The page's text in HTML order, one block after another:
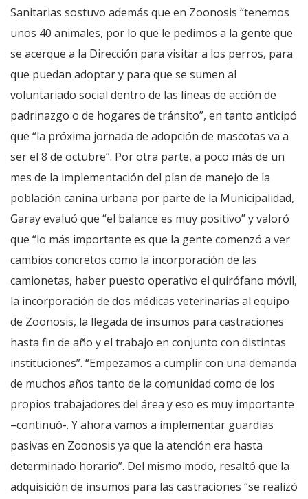
Sanitarias sostuvo además que en Zoonosis “tenemos
unos 40 animales, por lo que le pedimos a la gente que
se acerque a la Dirección para visitar a los perros, para
que puedan adoptar y para que se sumen al
voluntariado social dentro de las líneas de acción de
padrinazgo o de hogares de tránsito”, en tanto anticipó
que “la próxima jornada de adopción de mascotas va a
ser el 8 de octubre”. Por otra parte, a poco más de un
mes de la implementación del plan de manejo de la
población canina urbana por parte de la Municipalidad,
Garay evaluó que “el balance es muy positivo” y valoró
que “lo más importante es que la gente comenzó a ver
cambios concretos como la incorporación de las
camionetas, haber puesto operativo el quirófano móvil,
la incorporación de dos médicas veterinarias al equipo
de Zoonosis, la llegada de insumos para castraciones
hasta fin de año y el trabajo en conjunto con distintas
instituciones”. “Empezamos a cumplir con una demanda
de muchos años tanto de la comunidad como de los
propios trabajadores del área y eso es muy importante
–continuó-. Y ahora vamos a implementar guardias
pasivas en Zoonosis ya que la atención era hasta
determinado horario”. Del mismo modo, resaltó que la
adquisición de insumos para las castraciones “se realizó